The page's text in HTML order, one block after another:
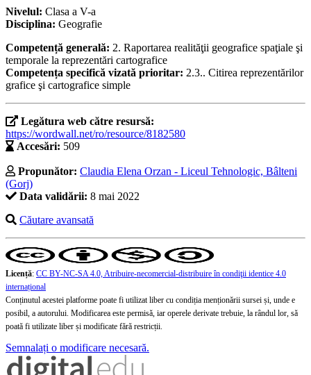
Nivelul: Clasa a V-a
Disciplina: Geografie
Competență generală: 2. Raportarea realităţii geografice spaţiale şi
temporale la reprezentări cartografice
Competența specifică vizată prioritar: 2.3.. Citirea reprezentărilor
grafice şi cartografice simple
Legătura web către resursă:
https://wordwall.net/ro/resource/8182580
Accesări: 509
Propunător: Claudia Elena Orzan - Liceul Tehnologic, Bâlteni
(Gorj)
Data validării: 8 mai 2022
Căutare avansată
Licență: CC BY-NC-SA 4.0, Atribuire-necomercial-distribuire în condiţii identice 4.0
internațional
Conținutul acestei platforme poate fi utilizat liber cu condiția menționării sursei și, unde e
posibil, a autorului. Modificarea este permisă, iar operele derivate trebuie, la rândul lor, să
poată fi utilizate liber și modificate fără restricții.
Semnalați o modificare necesară.